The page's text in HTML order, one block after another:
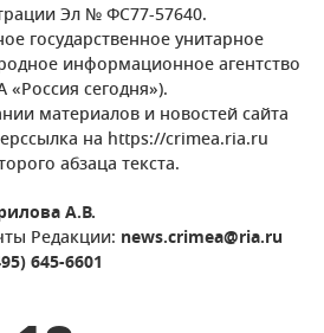
Эл № ФС77-57640.
государственное унитарное
информационное агентство
сегодня»).
материалов и новостей сайта
на https://crimea.ria.ru
абзаца текста.
А.В.
Редакции: news.crimea@ria.ru
645-6601